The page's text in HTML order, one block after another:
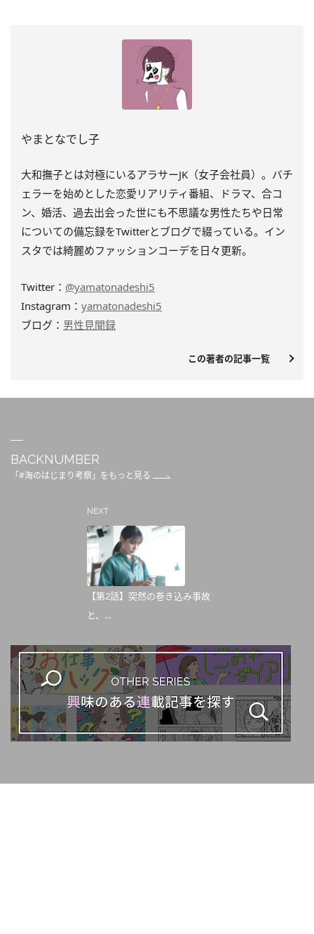
やまとなでし子
大和撫子とは対極にいるアラサーJK（女子会社員）。バチ
ェラーを始めとした恋愛リアリティ番組、ドラマ、合コ
ン、婚活、過去出会った世にも不思議な男性たちや日常
についての備忘録をTwitterとブログで綴っている。イン
スタでは綺麗めファッションコーデを日々更新。
Twitter： @yamatonadeshi5
Instagram： yamatonadeshi5
ブログ： 男性見聞録
この著者の記事一覧
BACKNUMBER
「#海のはじまり考察」をもっと見る
NEXT
【第2話】突然の巻き込み事故
と、...